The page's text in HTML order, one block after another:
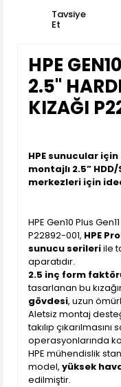
Tavsiye
Et
HPE
2.5"
KIZAĞI
HPE sunucular
montajlı 2.5”
merkezleri için
HPE Gen10 Plus
P22892-001, HPE
sunucu serileriile
aparatıdır.
2.5 inç form
tasarlanan bu
gövdesi, uzun
Aletsiz montaj
takılıp
operasyonlarında
HPE mühendislik
model, yüksek hava
edilmiştir.